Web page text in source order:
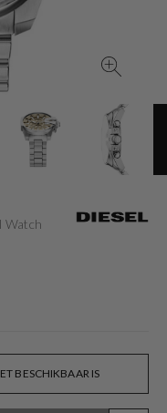
Watch
BESCHIKBAAR IS